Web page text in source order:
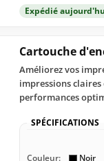
Expédié
Cartouche
Améliorez vos
impressions
performances
SPÉCIFICATIONS
Couleur: Noir